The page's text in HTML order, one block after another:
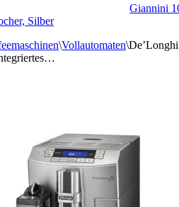
Giannini
Silber
\Vollautomaten\